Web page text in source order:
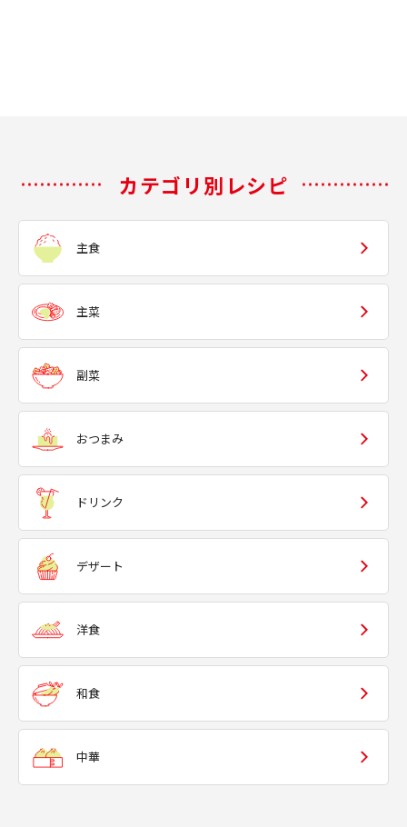
カテゴリ別レシピ
主食
主菜
副菜
おつまみ
ドリンク
デザート
洋食
和食
中華